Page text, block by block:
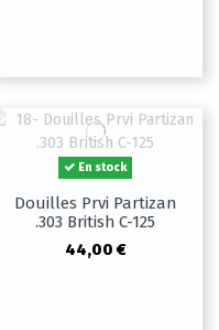
En stock
Douilles Prvi Partizan
.303 British C-125
44,00 €